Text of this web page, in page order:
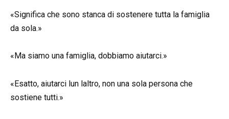
«Significa che sono stanca di sostenere tutta la famiglia
da sola.»
«Ma siamo una famiglia, dobbiamo aiutarci.»
«Esatto, aiutarci lun laltro, non una sola persona che
sostiene tutti.»